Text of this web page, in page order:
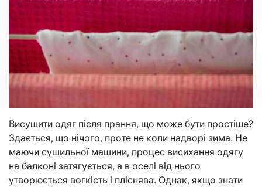
Висушити одяг після прання, що може бути простіше?
Здається, що нічого, проте не коли надворі зима. Не
маючи сушильної машини, процес висихання одягу
на балконі затягується, а в оселі від нього
утворюється вогкість і пліснява. Однак, якщо знати